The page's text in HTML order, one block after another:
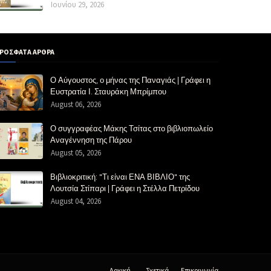
Ιουνίου 29, 2026
ΑΡΘΡΑ
Ο Αύγουστος, ο μήνας της Παναγιάς | Γράφει η
Ευστρατία Ι. Σταυράκη Μπρίμπου
August 06, 2026
Ο συγγραφέας Μάκης Τσίτας στο βιβλιοπωλείο
Αναγέννηση της Πάρου
August 05, 2026
Βιβλιοκριτική: "Τι είναι ΕΝΑ ΒΙΒΛΙΟ" της
Λουτσία Στίπαρι | Γράφει η Στέλλα Πετρίδου
August 04, 2026